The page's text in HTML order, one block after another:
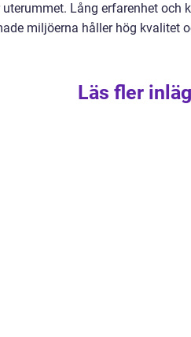
Lång erfarenhet och
miljöerna håller hög kvalitet
Läs fler